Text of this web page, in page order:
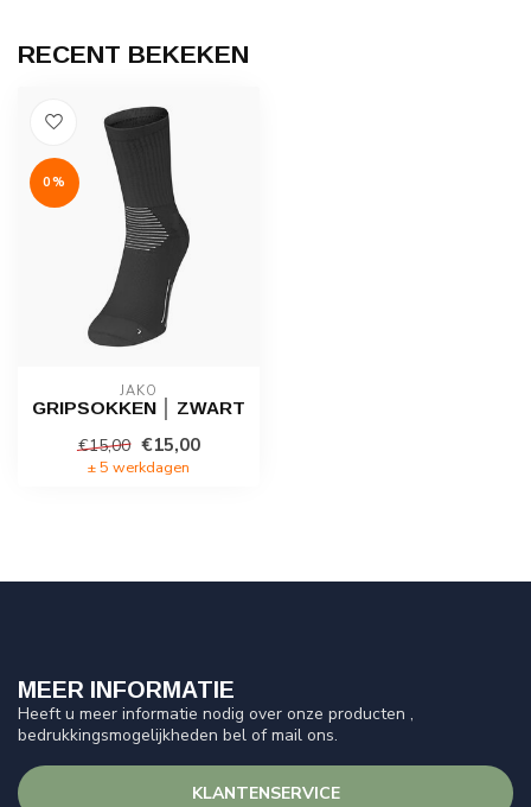
RECENT BEKEKEN
0%
JAKO
GRIPSOKKEN │ ZWART
€15,00 €15,00
± 5 werkdagen
MEER INFORMATIE
Heeft u meer informatie nodig over onze producten ,
bedrukkingsmogelijkheden bel of mail ons.
KLANTENSERVICE